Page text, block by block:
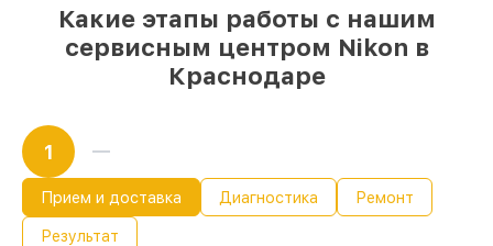
Какие этапы работы с нашим
сервисным центром Nikon в
Краснодаре
1
Прием и доставка Диагностика Ремонт
Результат